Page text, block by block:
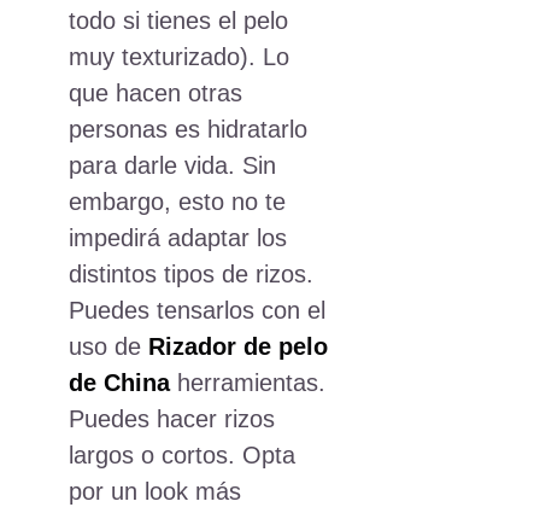
todo si tienes el pelo
muy texturizado). Lo
que hacen otras
personas es hidratarlo
para darle vida. Sin
embargo, esto no te
impedirá adaptar los
distintos tipos de rizos.
Puedes tensarlos con el
uso de Rizador de pelo
de Chinaherramientas.
Puedes hacer rizos
largos o cortos. Opta
por un look más